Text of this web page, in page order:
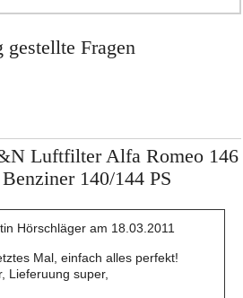
gestellte Fragen
Luftfilter Alfa Romeo 146
140/144 PS
Hörschläger am 18.03.2011
Mal, einfach alles perfekt!
Lieferuung super,